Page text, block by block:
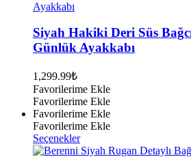
varyasyonu
var.
Seçenekler
seçilebilir
Siyah Hakiki Deri Süs
Günlük Ayakkabı
1,299.99₺
Favorilerime Ekle
Favorilerime Ekle
Favorilerime Ekle
Favorilerime Ekle
SeçeneklerBu
ürünün